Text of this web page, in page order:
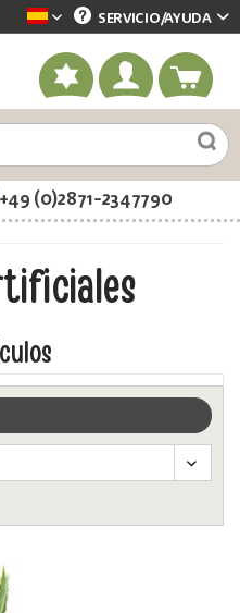
Dekotopia spanisch
SERVICIO/AYUDA
+49 (0)2871-2347790